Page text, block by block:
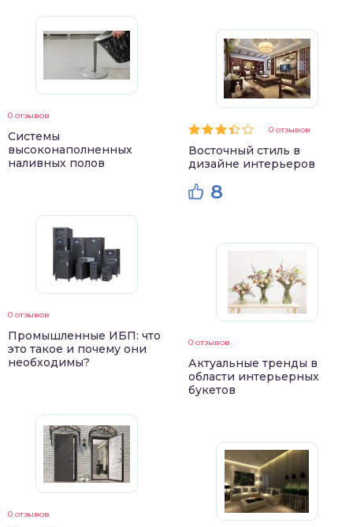
0 отзывов
Системы
высоконаполненных
наливных полов
0 отзывов
Промышленные ИБП: что
это такое и почему они
необходимы?
0 отзывов
0 отзывов
Восточный стиль в
дизайне интерьеров
8
0 отзывов
Актуальные тренды в
области интерьерных
букетов